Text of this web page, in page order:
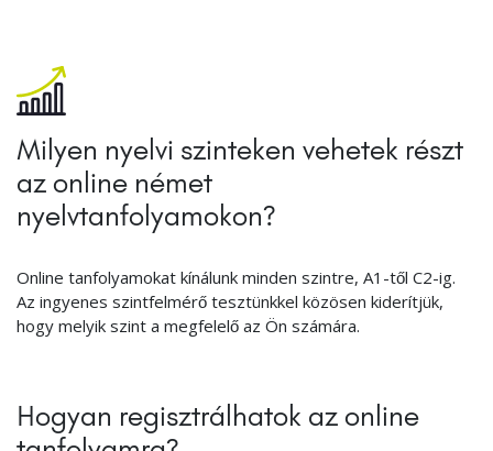
Milyen nyelvi szinteken vehetek részt
az online német
nyelvtanfolyamokon?
Online tanfolyamokat kínálunk minden szintre, A1-től C2-ig.
Az ingyenes szintfelmérő tesztünkkel közösen kiderítjük,
hogy melyik szint a megfelelő az Ön számára.
Hogyan regisztrálhatok az online